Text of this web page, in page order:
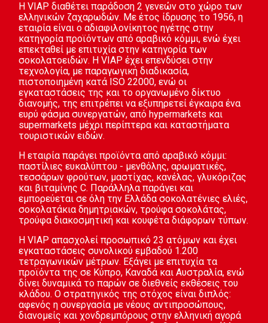
Η VIAP διαθέτει παράδοση 2 γενεών στο χώρο των
ελληνικών ζαχαρωδών. Με έτος ίδρυσης το 1956, η
εταιρία είναι ο αδιαφιλονίκητος ηγέτης στην
κατηγορία προϊόντων από αραβικό κόμμι, ενώ έχει
επεκταθεί με επιτυχία στην κατηγορία των
σοκολατοειδών. Η VIAP έχει επενδύσει στην
τεχνολογία, με παραγωγική διαδικασία,
πιστοποιημένη κατά ISO 22000, ενώ οι
εγκαταστάσεις της και το οργανωμένο δίκτυο
διανομής, της επιτρέπει να εξυπηρετεί έγκαιρα ένα
ευρύ φάσμα συνεργατών, από hypermarkets και
supermarkets μέχρι περίπτερα και καταστήματα
τουριστικών ειδών.
Η εταιρία παράγει προϊόντα από αραβικό κόμμι:
παστίλιες ευκαλύπτου - μενθόλης, αρωματικές,
τεσσάρων φρούτων, μαστίχας, κανέλας, γλυκόριζας
και βιταμίνης C. Παράλληλα παράγει και
εμπορεύεται σε όλη την Ελλάδα σοκολατένιες ελιές,
σοκολατάκια δημητριακών, τρούφα σοκολάτας,
τρούφα διακοσμητική και κουφέτα διάφορων τύπων.
Η VIAP απασχολεί προσωπικό 23 ατόμων και έχει
εγκαταστάσεις συνολικού εμβαδού 1.200
τετραγωνικών μέτρων. Εξάγει με επιτυχία τα
προϊόντα της σε Κύπρο, Καναδά και Αυστραλία, ενώ
δίνει δυναμικά το παρών σε διεθνείς εκθέσεις του
κλάδου. Ο στρατηγικός της στόχος είναι διπλός:
αφενός η συνεργασία με νέους αντιπροσώπους,
διανομείς και χονδρεμπόρους στην ελληνική αγορά